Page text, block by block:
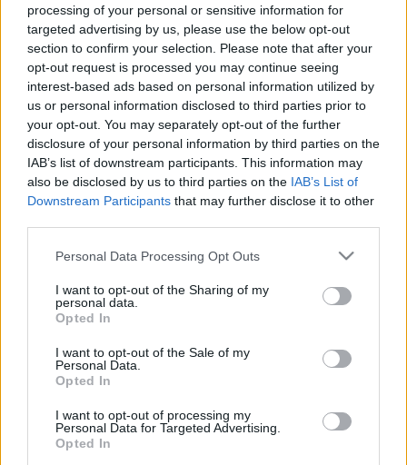
processing of your personal or sensitive information for
targeted advertising by us, please use the below opt-out
section to confirm your selection. Please note that after your
opt-out request is processed you may continue seeing
interest-based ads based on personal information utilized by
us or personal information disclosed to third parties prior to
your opt-out. You may separately opt-out of the further
disclosure of your personal information by third parties on the
IAB’s list of downstream participants. This information may
also be disclosed by us to third parties on the IAB’s List of
Downstream Participants that may further disclose it to other
Please note that this website/app uses one or more Google
not limited to your visit or usage behaviour. You may click to
grant or deny consent to Google and its third-party tags to
use your data for below specified purposes in below Google
consent section.
Personal Data Processing Opt Outs
I want to opt-out of the Sharing of my
personal data.
Opted In
I want to opt-out of the Sale of my
Personal Data.
Opted In
I want to opt-out of processing my
Personal Data for Targeted Advertising.
Opted In
mutatkozott be Nagy-Britanniában: Mizantróp című
elöadásukat a londoni Institute of Contemporary
Arts (ICA) hívta meg, Siráj című elöadásukkal pedig
óriási sikert arattak a “Belfast Festival at Queen’s"
Fesztiválon. A Sirájt idén az Edinburghi Színházi
Fesztivál is beválogatta nemzetközi programjába.
A Krétakör egyre gyakoribb nagy-britanniai
fellépéseinek jelentősségét az adja, hogy a brit
közönséget viszonylag ritkán sikerül külföldi
az elmúlt években.
forrás: Kultúra.hu